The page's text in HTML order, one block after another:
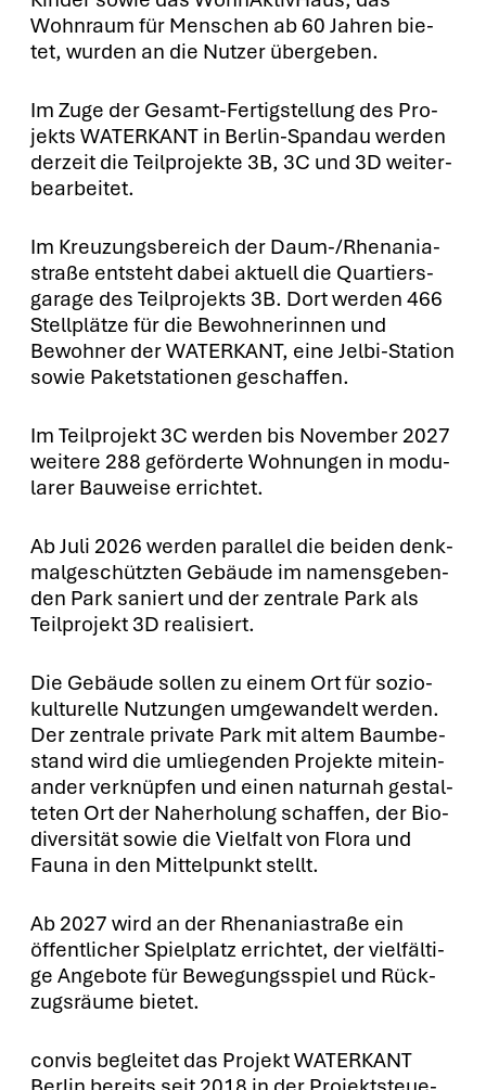
Wohn­raum für Men­schen ab 60 Jah­ren bie­
tet, wur­den an die Nut­zer über­ge­ben.
Im Zuge der Gesamt-Fer­tig­stel­lung des Pro­
jekts WATERKANT in Ber­lin-Span­dau wer­den
der­zeit die Teil­pro­jek­te 3B, 3C und 3D wei­ter­
be­ar­bei­tet.
Im Kreu­zungs­be­reich der Daum-/Rhenani­a­
stra­ße ent­steht dabei aktu­ell die Quar­tiers­
ga­ra­ge des Teil­pro­jekts 3B. Dort wer­den 466
Stell­plät­ze für die Bewoh­ne­rin­nen und
Bewoh­ner der WATERKANT, eine Jel­bi-Sta­ti­on
sowie Paket­sta­tio­nen geschaf­fen.
Im Teil­pro­jekt 3C wer­den bis Novem­ber 2027
wei­te­re 288 geför­der­te Woh­nun­gen in modu­
la­rer Bau­wei­se errich­tet.
Ab Juli 2026 wer­den par­al­lel die bei­den denk­
mal­ge­schütz­ten Gebäu­de im namens­ge­ben­
den Park saniert und der zen­tra­le Park als
Teil­pro­jekt 3D rea­li­siert.
Die Gebäu­de sol­len zu einem Ort für sozio-
kul­tu­rel­le Nut­zun­gen umge­wan­delt wer­den.
Der zen­tra­le pri­va­te Park mit altem Baum­be­
stand wird die umlie­gen­den Pro­jek­te mit­ein­
an­der ver­knüp­fen und einen natur­nah gestal­
te­ten Ort der Nah­erho­lung schaf­fen, der Bio­
di­ver­si­tät sowie die Viel­falt von Flo­ra und
Fau­na in den Mit­tel­punkt stellt.
Ab 2027 wird an der Rhenani­a­stra­ße ein
öffent­li­cher Spiel­platz errich­tet, der viel­fäl­ti­
ge Ange­bo­te für Bewe­gungs­spiel und Rück­
zugs­räu­me bie­tet.
con­vis beglei­tet das Pro­jekt WATERKANT